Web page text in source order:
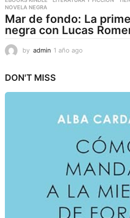
NOVELA NEGRA
Mar de fondo: La
negra con Lucas
by admin 1 año ago
DON'T MISS